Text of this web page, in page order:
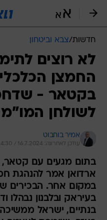
חדשות/צבא וביטחון
לא רוצים
החמצן הכלכלי
בקטאר -
לשולחן המו"מ
אמיר בוחבוט
עודכן לאחרונה: 16.7.2024 / 4:30
בתום מגעים עם קטאר,
ארדואן אמר להנהגת
במקום אחר. הבכירים
בעיראק ובלבנון נבהלו
בנתיים, ישראל